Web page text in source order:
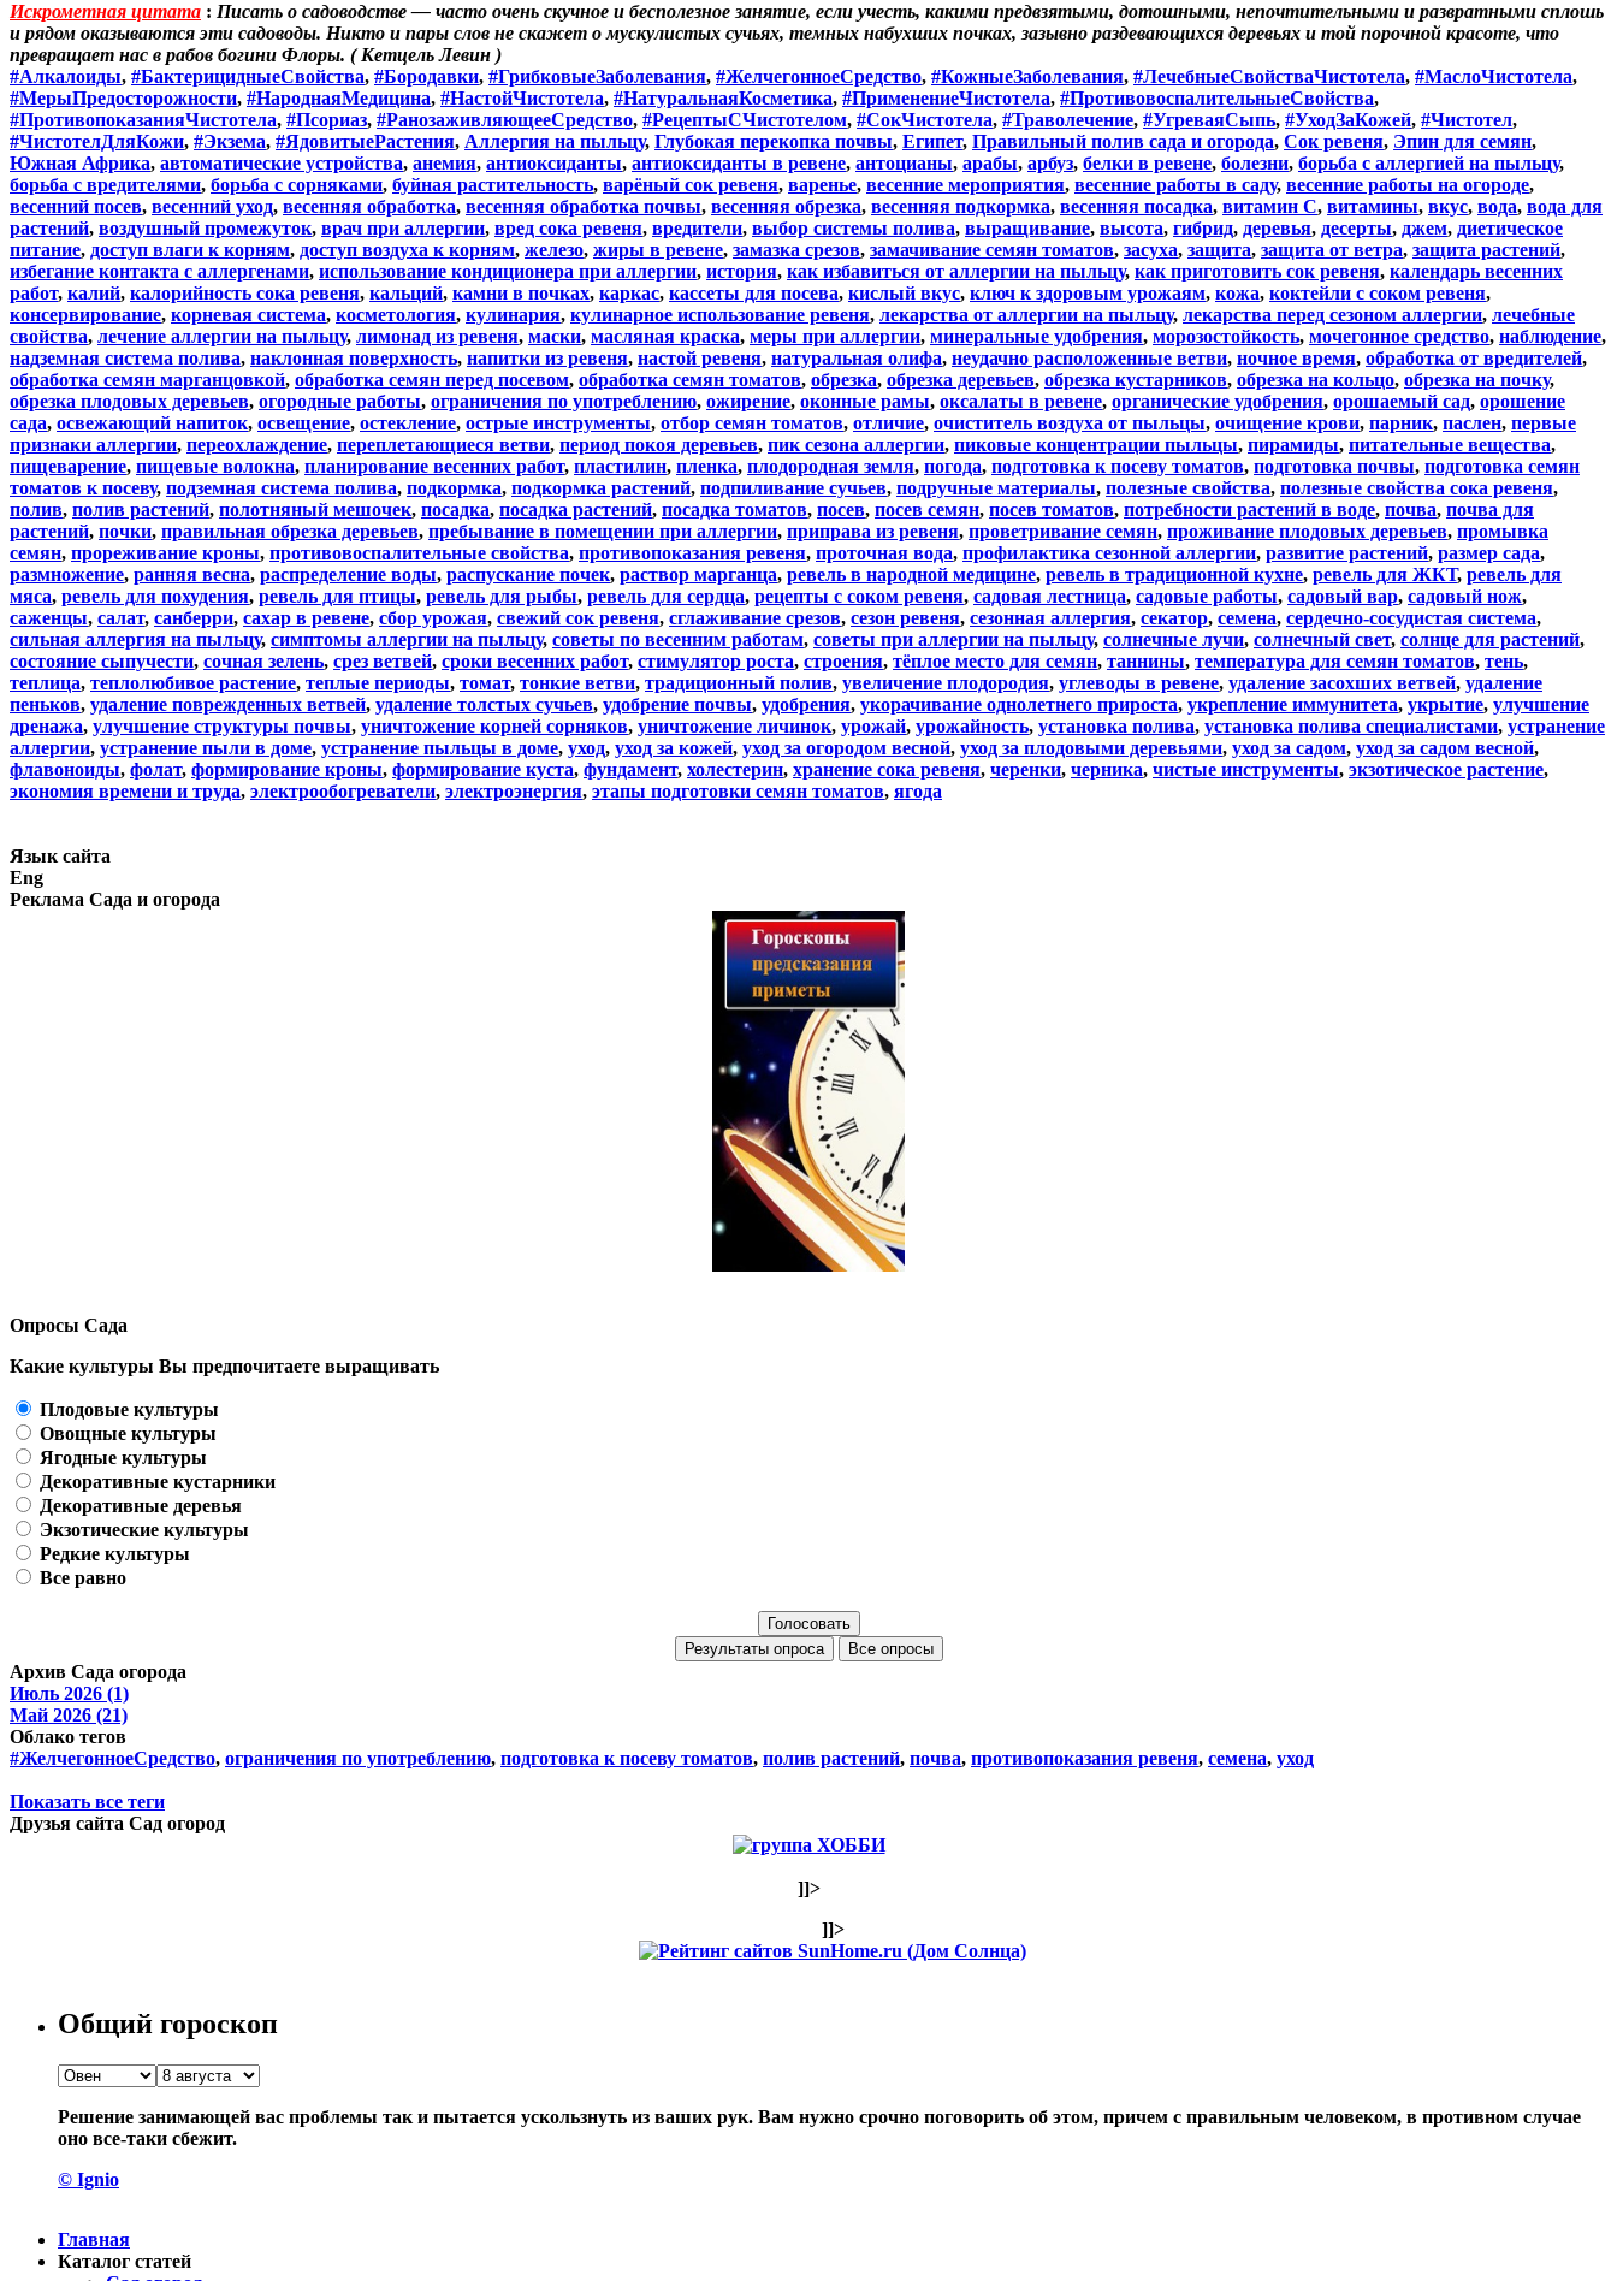
Искрометная цитата : Писать о садоводстве — часто очень скучное и бесполезное занятие, если учесть, какими предвзятыми, дотошными, непочтительными и развратными сплошь
и рядом оказываются эти садоводы. Никто и пары слов не скажет о мускулистых сучьях, темных набухших почках, зазывно раздевающихся деревьях и той порочной красоте, что
превращает нас в рабов богини Флоры. ( Кетцель Левин )
#Алкалоиды, #БактерицидныеСвойства, #Бородавки, #ГрибковыеЗаболевания, #ЖелчегонноеСредство, #КожныеЗаболевания, #ЛечебныеСвойстваЧистотела, #МаслоЧистотела,
#МерыПредосторожности, #НароднаяМедицина, #НастойЧистотела, #НатуральнаяКосметика, #ПрименениеЧистотела, #ПротивовоспалительныеСвойства,
#ПротивопоказанияЧистотела, #Псориаз, #РанозаживляющееСредство, #РецептыСЧистотелом, #СокЧистотела, #Траволечение, #УгреваяСыпь, #УходЗаКожей, #Чистотел,
#ЧистотелДляКожи, #Экзема, #ЯдовитыеРастения, Аллергия на пыльцу, Глубокая перекопка почвы, Египет, Правильный полив сада и огорода, Сок ревеня, Эпин для семян,
Южная Африка, автоматические устройства, анемия, антиоксиданты, антиоксиданты в ревене, антоцианы, арабы, арбуз, белки в ревене, болезни, борьба с аллергией на пыльцу,
борьба с вредителями, борьба с сорняками, буйная растительность, варёный сок ревеня, варенье, весенние мероприятия, весенние работы в саду, весенние работы на огороде,
весенний посев, весенний уход, весенняя обработка, весенняя обработка почвы, весенняя обрезка, весенняя подкормка, весенняя посадка, витамин С, витамины, вкус, вода, вода для
растений, воздушный промежуток, врач при аллергии, вред сока ревеня, вредители, выбор системы полива, выращивание, высота, гибрид, деревья, десерты, джем, диетическое
питание, доступ влаги к корням, доступ воздуха к корням, железо, жиры в ревене, замазка срезов, замачивание семян томатов, засуха, защита, защита от ветра, защита растений,
избегание контакта с аллергенами, использование кондиционера при аллергии, история, как избавиться от аллергии на пыльцу, как приготовить сок ревеня, календарь весенних
работ, калий, калорийность сока ревеня, кальций, камни в почках, каркас, кассеты для посева, кислый вкус, ключ к здоровым урожаям, кожа, коктейли с соком ревеня,
консервирование, корневая система, косметология, кулинария, кулинарное использование ревеня, лекарства от аллергии на пыльцу, лекарства перед сезоном аллергии, лечебные
свойства, лечение аллергии на пыльцу, лимонад из ревеня, маски, масляная краска, меры при аллергии, минеральные удобрения, морозостойкость, мочегонное средство, наблюдение,
надземная система полива, наклонная поверхность, напитки из ревеня, настой ревеня, натуральная олифа, неудачно расположенные ветви, ночное время, обработка от вредителей,
обработка семян марганцовкой, обработка семян перед посевом, обработка семян томатов, обрезка, обрезка деревьев, обрезка кустарников, обрезка на кольцо, обрезка на почку,
обрезка плодовых деревьев, огородные работы, ограничения по употреблению, ожирение, оконные рамы, оксалаты в ревене, органические удобрения, орошаемый сад, орошение
сада, освежающий напиток, освещение, остекление, острые инструменты, отбор семян томатов, отличие, очиститель воздуха от пыльцы, очищение крови, парник, паслен, первые
признаки аллергии, переохлаждение, переплетающиеся ветви, период покоя деревьев, пик сезона аллергии, пиковые концентрации пыльцы, пирамиды, питательные вещества,
пищеварение, пищевые волокна, планирование весенних работ, пластилин, пленка, плодородная земля, погода, подготовка к посеву томатов, подготовка почвы, подготовка семян
томатов к посеву, подземная система полива, подкормка, подкормка растений, подпиливание сучьев, подручные материалы, полезные свойства, полезные свойства сока ревеня,
полив, полив растений, полотняный мешочек, посадка, посадка растений, посадка томатов, посев, посев семян, посев томатов, потребности растений в воде, почва, почва для
растений, почки, правильная обрезка деревьев, пребывание в помещении при аллергии, приправа из ревеня, проветривание семян, проживание плодовых деревьев, промывка
семян, прореживание кроны, противовоспалительные свойства, противопоказания ревеня, проточная вода, профилактика сезонной аллергии, развитие растений, размер сада,
размножение, ранняя весна, распределение воды, распускание почек, раствор марганца, ревель в народной медицине, ревель в традиционной кухне, ревель для ЖКТ, ревель для
мяса, ревель для похудения, ревель для птицы, ревель для рыбы, ревель для сердца, рецепты с соком ревеня, садовая лестница, садовые работы, садовый вар, садовый нож,
саженцы, салат, санберри, сахар в ревене, сбор урожая, свежий сок ревеня, сглаживание срезов, сезон ревеня, сезонная аллергия, секатор, семена, сердечно-сосудистая система,
сильная аллергия на пыльцу, симптомы аллергии на пыльцу, советы по весенним работам, советы при аллергии на пыльцу, солнечные лучи, солнечный свет, солнце для растений,
состояние сыпучести, сочная зелень, срез ветвей, сроки весенних работ, стимулятор роста, строения, тёплое место для семян, таннины, температура для семян томатов, тень,
теплица, теплолюбивое растение, теплые периоды, томат, тонкие ветви, традиционный полив, увеличение плодородия, углеводы в ревене, удаление засохших ветвей, удаление
пеньков, удаление поврежденных ветвей, удаление толстых сучьев, удобрение почвы, удобрения, укорачивание однолетнего прироста, укрепление иммунитета, укрытие, улучшение
дренажа, улучшение структуры почвы, уничтожение корней сорняков, уничтожение личинок, урожай, урожайность, установка полива, установка полива специалистами, устранение
аллергии, устранение пыли в доме, устранение пыльцы в доме, уход, уход за кожей, уход за огородом весной, уход за плодовыми деревьями, уход за садом, уход за садом весной,
флавоноиды, фолат, формирование кроны, формирование куста, фундамент, холестерин, хранение сока ревеня, черенки, черника, чистые инструменты, экзотическое растение,
экономия времени и труда, электрообогреватели, электроэнергия, этапы подготовки семян томатов, ягода
Язык сайта
Eng
Реклама Сада и огорода
Опросы Сада
Какие культуры Вы предпочитаете выращивать
Плодовые культуры
Овощные культуры
Ягодные культуры
Декоративные кустарники
Декоративные деревья
Экзотические культуры
Редкие культуры
Все равно
Все опросы
Архив Сада огорода
Июль 2026 (1)
Май 2026 (21)
Облако тегов
#ЖелчегонноеСредство, ограничения по употреблению, подготовка к посеву томатов, полив растений, почва, противопоказания ревеня, семена, уход
Показать все теги
Друзья сайта Сад огород
]]>
]]>
Общий гороскоп
Решение занимающей вас проблемы так и пытается ускользнуть из ваших рук. Вам нужно срочно поговорить об этом, причем с правильным человеком, в противном случае
оно все-таки сбежит.
© Ignio
Главная
Каталог статей